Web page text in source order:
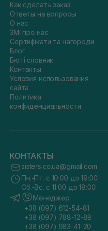
Как сделать заказ
Ответы на вопросы
О нас
ЗМІ про нас
Сертифікати та нагороди
Блог
Бюті словник
Контакты
Условия использования
сайта
Политика
конфиденциальности
КОНТАКТЫ
sisters.co.ua@gmail.com
Пн.-Пт. с 10:00 до 19:00
Сб.-Вс. с 11:00 до 18:00
Менеджер
+38 (097) 612-54-81
+38 (097) 788-12-88
+38 (097) 983-41-20